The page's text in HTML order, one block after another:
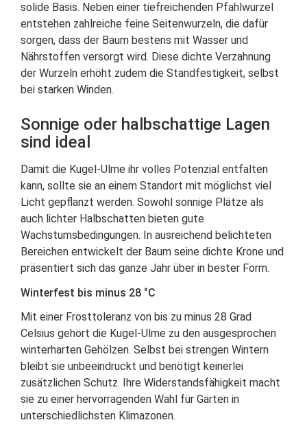
solide Basis. Neben einer tiefreichenden Pfahlwurzel
entstehen zahlreiche feine Seitenwurzeln, die dafür
sorgen, dass der Baum bestens mit Wasser und
Nährstoffen versorgt wird. Diese dichte Verzahnung
der Wurzeln erhöht zudem die Standfestigkeit, selbst
bei starken Winden.
Sonnige oder halbschattige Lagen
sind ideal
Damit die Kugel-Ulme ihr volles Potenzial entfalten
kann, sollte sie an einem Standort mit möglichst viel
Licht gepflanzt werden. Sowohl sonnige Plätze als
auch lichter Halbschatten bieten gute
Wachstumsbedingungen. In ausreichend belichteten
Bereichen entwickelt der Baum seine dichte Krone und
präsentiert sich das ganze Jahr über in bester Form.
Winterfest bis minus 28 °C
Mit einer Frosttoleranz von bis zu minus 28 Grad
Celsius gehört die Kugel-Ulme zu den ausgesprochen
winterharten Gehölzen. Selbst bei strengen Wintern
bleibt sie unbeeindruckt und benötigt keinerlei
zusätzlichen Schutz. Ihre Widerstandsfähigkeit macht
sie zu einer hervorragenden Wahl für Gärten in
unterschiedlichsten Klimazonen.